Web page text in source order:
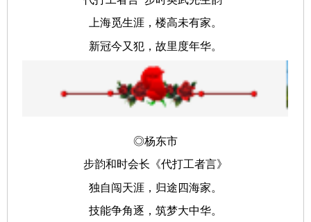
上海觅生涯，楼高未有家。
新冠今又犯，故里度年华。
◎杨东市
步韵和时会长《代打工者言》
独自闯天涯，归途四海家。
技能争角逐，筑梦大中华。